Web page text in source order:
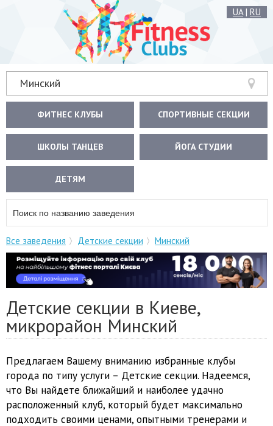
UA| RU
Минский
ФИТНЕС КЛУБЫ СПОРТИВНЫЕ СЕКЦИИ
ШКОЛЫ ТАНЦЕВ ЙОГА СТУДИИ
ДЕТЯМ
Все заведения Детские секции Минский
Детские секции в Киеве,
микрорайон Минский
Предлагаем Вашему вниманию избранные клубы
города по типу услуги – Детские секции. Надеемся,
что Вы найдете ближайший и наиболее удачно
расположенный клуб, который будет максимально
подходить своими ценами, опытными тренерами и